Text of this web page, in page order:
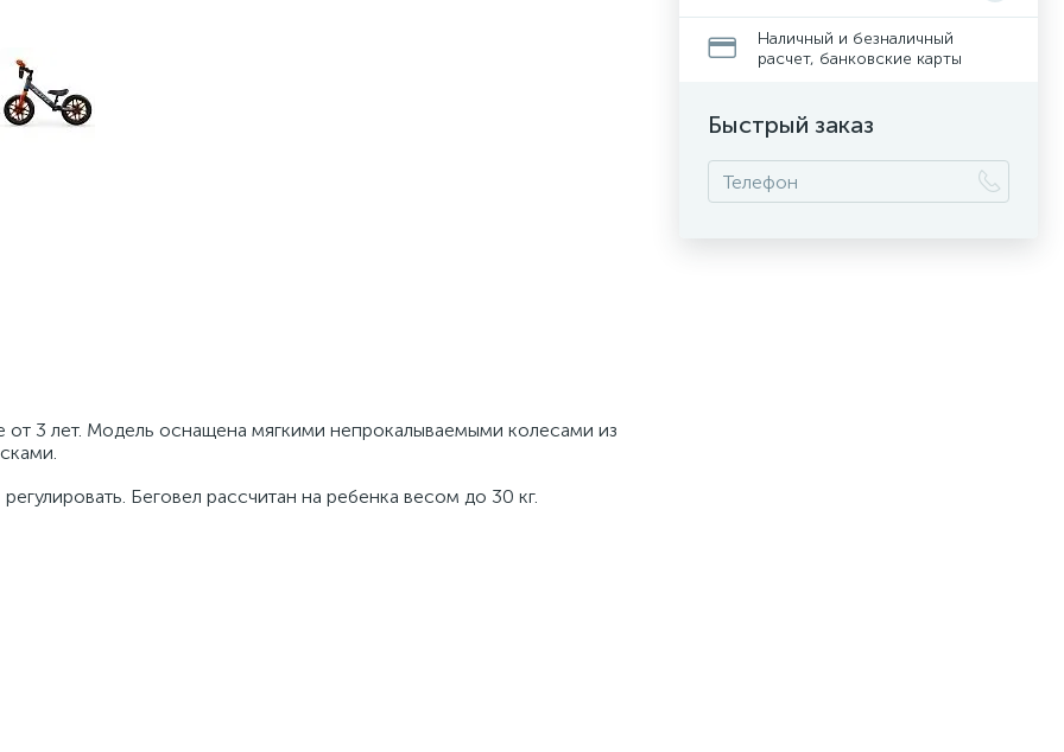
от 3 лет. Модель оснащена мягкими непрокалываемыми колесами из
Беговел рассчитан на ребенка весом до 30 кг.
Наличный и безналичный
расчет, банковские карты
Быстрый заказ